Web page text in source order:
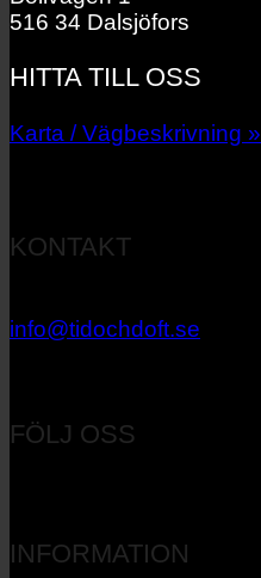
516 34 Dalsjöfors
HITTA TILL OSS
Karta / Vägbeskrivning »
KONTAKT
info@tidochdoft.se
FÖLJ OSS
INFORMATION